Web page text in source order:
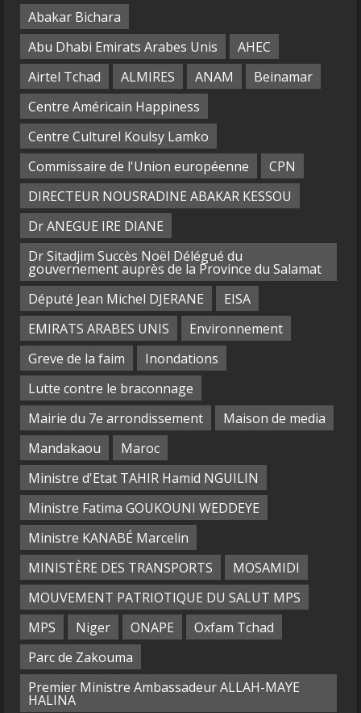
Abakar Bichara
Abu Dhabi Emirats Arabes Unis
AHEC
Airtel Tchad
ALMIRES ANAM
Beinamar
Centre Américain Happiness
Centre Culturel Koulsy Lamko
Commissaire de l'Union européenne
CPN
DIRECTEUR NOUSRADINE ABAKAR KESSOU
Dr ANEGUE IRE DIANE
Dr Sitadjim Succès Noël Délégué du
gouvernement auprès de la Province du Salamat
Député Jean Michel DJERANE
EISA
EMIRATS ARABES UNIS
Environnement
Greve de la faim
Inondations
Lutte contre le braconnage
Mairie du 7e arrondissement
Maison de media
Mandakaou
Maroc
Ministre d'Etat TAHIR Hamid NGUILIN
Ministre Fatima GOUKOUNI WEDDEYE
Ministre KANABÉ Marcelin
MINISTÈRE DES TRANSPORTS
MOSAMIDI
MOUVEMENT PATRIOTIQUE DU SALUT MPS
MPS
Niger ONAPE
Oxfam Tchad
Parc de Zakouma
Premier Ministre Ambassadeur ALLAH-MAYE
HALINA